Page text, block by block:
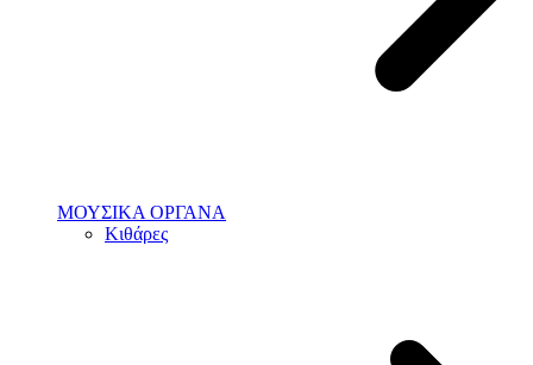
ΜΟΥΣΙΚΑ ΟΡΓΑΝΑ
Κιθάρες